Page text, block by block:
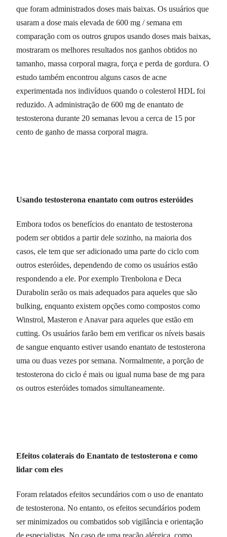
que foram administrados doses mais baixas. Os usuários que
usaram a dose mais elevada de 600 mg / semana em
comparação com os outros grupos usando doses mais baixas,
mostraram os melhores resultados nos ganhos obtidos no
tamanho, massa corporal magra, força e perda de gordura. O
estudo também encontrou alguns casos de acne
experimentada nos indivíduos quando o colesterol HDL foi
reduzido. A administração de 600 mg de enantato de
testosterona durante 20 semanas levou a cerca de 15 por
cento de ganho de massa corporal magra.
Usando testosterona enantato com outros esteróides
Embora todos os benefícios do enantato de testosterona
podem ser obtidos a partir dele sozinho, na maioria dos
casos, ele tem que ser adicionado uma parte do ciclo com
outros esteróides, dependendo de como os usuários estão
respondendo a ele. Por exemplo Trenbolona e Deca
Durabolin serão os mais adequados para aqueles que são
bulking, enquanto existem opções como compostos como
Winstrol, Masteron e Anavar para aqueles que estão em
cutting. Os usuários farão bem em verificar os níveis basais
de sangue enquanto estiver usando enantato de testosterona
uma ou duas vezes por semana. Normalmente, a porção de
testosterona do ciclo é mais ou igual numa base de mg para
os outros esteróides tomados simultaneamente.
Efeitos colaterais do Enantato de testosterona e como
lidar com eles
Foram relatados efeitos secundários com o uso de enantato
de testosterona. No entanto, os efeitos secundários podem
ser minimizados ou combatidos sob vigilância e orientação
de especialistas. No caso de uma reação alérgica, como